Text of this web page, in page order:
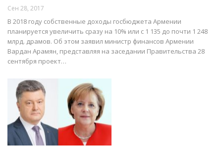
Сен 28, 2017
В 2018 году собственные доходы госбюджета Армении
планируется увеличить сразу на 10% или с 1 135 до почти 1 248
млрд. драмов. Об этом заявил министр финансов Армении
Вардан Арамян, представляя на заседании Правительства 28
сентября проект…